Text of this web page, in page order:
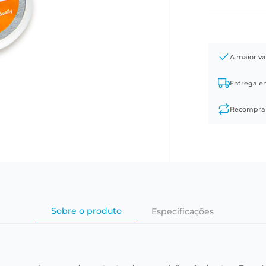
A maior
Entrega
Sobre o produto Especificações